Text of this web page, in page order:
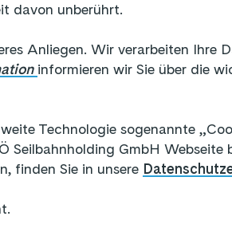
davon unberührt.
Anliegen. Wir verarbeiten Ihre
informieren wir Sie über die
Technologie sogenannte
Seilbahnholding GmbH
finden Sie in unsere